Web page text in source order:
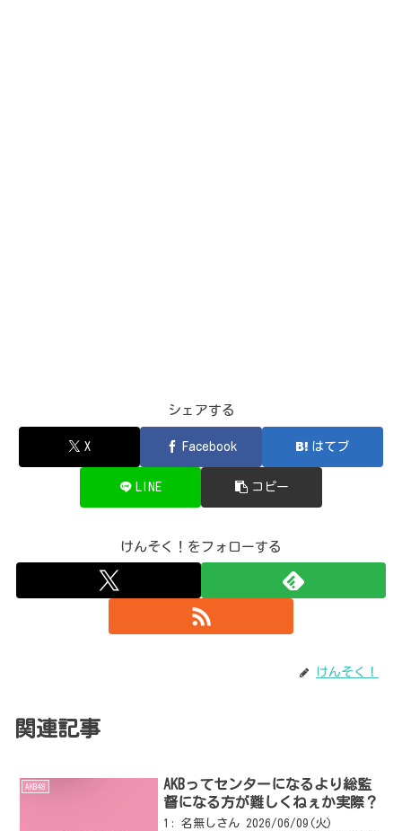
シェアする
X Facebook はてブ
LINE コピー
けんそく！をフォローする
けんそく！
関連記事
AKB48
AKBってセンターになるより総監
督になる方が難しくねぇか実際？
1: 名無しさん 2026/06/09(火)